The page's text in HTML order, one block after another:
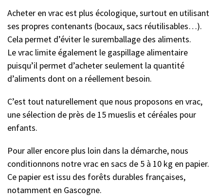
Acheter en vrac est plus écologique, surtout en utilisant
ses propres contenants (bocaux, sacs réutilisables…).
Cela permet d’éviter le suremballage des aliments.
Le vrac limite également le gaspillage alimentaire
puisqu’il permet d’acheter seulement la quantité
d’aliments dont on a réellement besoin.
C’est tout naturellement que nous proposons en vrac,
une sélection de près de 15 mueslis et céréales pour
enfants.
Pour aller encore plus loin dans la démarche, nous
conditionnons notre vrac en sacs de 5 à 10 kg en papier.
Ce papier est issu des forêts durables françaises,
notamment en Gascogne.